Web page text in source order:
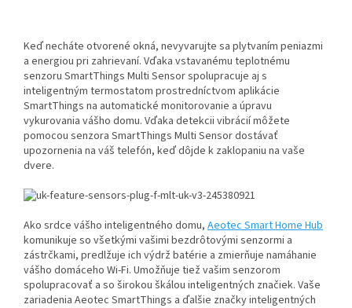
Keď necháte otvorené okná, nevyvarujte sa plytvaním peniazmi
a energiou pri zahrievaní. Vďaka vstavanému teplotnému
senzoru SmartThings Multi Sensor spolupracuje aj s
inteligentným termostatom prostredníctvom aplikácie
SmartThings na automatické monitorovanie a úpravu
vykurovania vášho domu. Vďaka detekcii vibrácií môžete
pomocou senzora SmartThings Multi Sensor dostávať
upozornenia na váš telefón, keď dôjde k zaklopaniu na vaše
dvere.
Ako srdce vášho inteligentného domu, Aeotec Smart Home Hub
komunikuje so všetkými vašimi bezdrôtovými senzormi a
zástrčkami, predlžuje ich výdrž batérie a zmierňuje namáhanie
vášho domáceho Wi-Fi. Umožňuje tiež vašim senzorom
spolupracovať a so širokou škálou inteligentných značiek. Vaše
zariadenia Aeotec SmartThings a ďalšie značky inteligentných